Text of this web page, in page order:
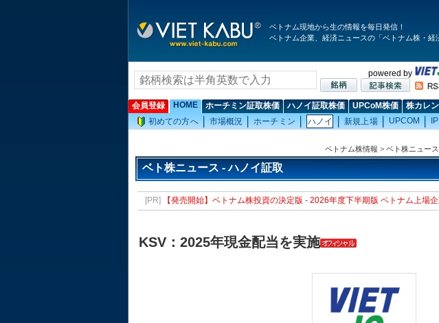
ベトナム現地から生の情報を毎日発信！
ベトナム企業、経済ニュースの「ベトナム株・経
powered by
会員登録
HOME ホーチミン証取株価 ハノイ証取株価 UPCoM株価 株カレ
初めての方へ
市場概況 ホーチミン ハノイ 新規上場 UPCOM
ベトナム株情報 > ベト株ニュース
ベト株ニュース - ハノイ証取
[PR] 【発売開始】ベトナム株投資の決定版 - 2026年度下半期版 ベトナム上場
KSV：2025年現金配当を実施